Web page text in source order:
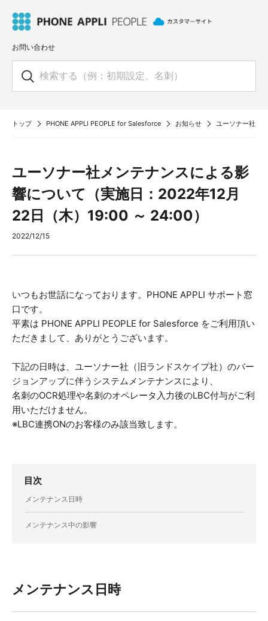
お問い合わせ
トップ PHONE APPLI PEOPLE for Salesforce お知らせ ユーソナー社メ
ユーソナー社メンテナンスによる影
響について（実施日：2022年12月
22日（木）19:00 ～ 24:00）
2022/12/15
いつもお世話になっております。PHONE APPLI サポート窓
口です。
平素は PHONE APPLI PEOPLE for Salesforce をご利用頂い
ただきまして、ありがとうございます。
下記の日時は、ユーソナー社（旧ランドスケイプ社）のバー
ジョンアップに伴う システムメンテナンスにより、
名刺のOCR処理や名刺のオペレータ入力後のLBC付与がご利
用いただけません。
※LBC連携ONのお客様のみ該当致します。
目次
メンテナンス日時
メンテナンス中の影響
メンテナンス日時